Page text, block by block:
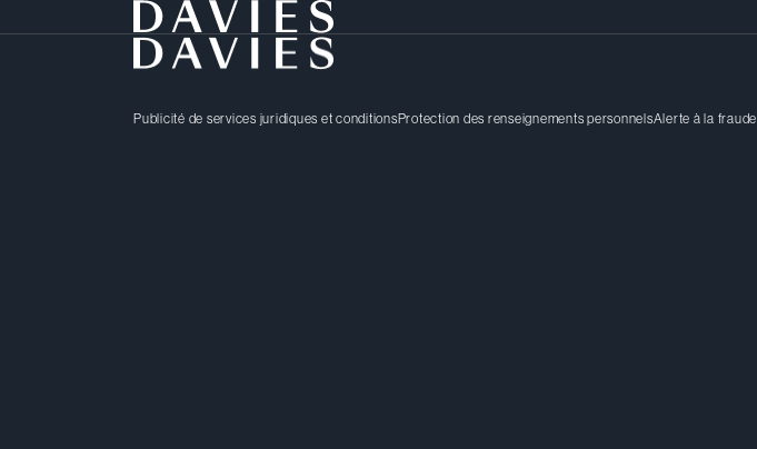
Publicité de services juridiques et conditionsProtection des renseignements personnelsAlerte à la fraude